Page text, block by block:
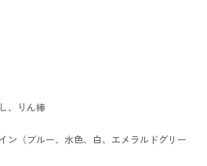
、りん棒
ン（ブルー、水色、白、エメラルドグリー